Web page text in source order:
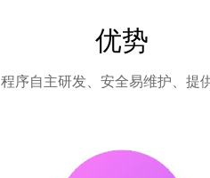
优势
程序自主研发、安全易维护、提